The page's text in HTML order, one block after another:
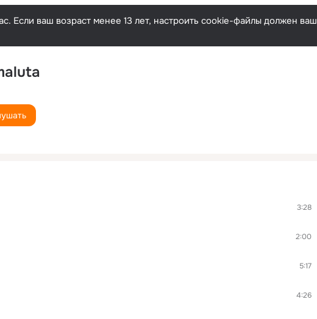
Если ваш возраст менее 13 лет, настроить cookie-файлы должен ваш
3:28
2:00
5:17
4:26